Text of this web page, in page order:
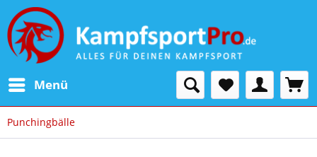
Menü
Punchingbälle